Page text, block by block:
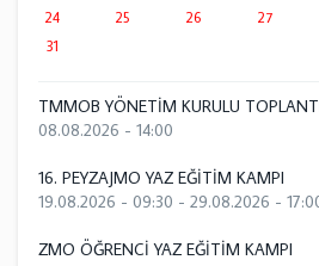
24
25 26 27
31
TMMOB YÖNETİM KURULU
08.08.2026 - 14:00
16. PEYZAJMO YAZ EĞİTİM KAMPI
19.08.2026 - 09:30 - 29.08.2026 -
ZMO ÖĞRENCİ YAZ EĞİTİM KAMPI